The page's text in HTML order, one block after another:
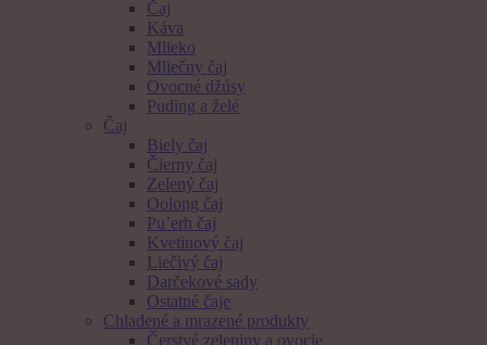
Čaj
Káva
Mlieko
Mliečny čaj
Ovocné džúsy
Puding a želé
Čaj
Biely čaj
Čierny čaj
Zelený čaj
Oolong čaj
Pu’erh čaj
Kvetinový čaj
Liečivý čaj
Darčekové sady
Ostatné čaje
Chladené a mrazené produkty
Čerstvé zeleniny a ovocie